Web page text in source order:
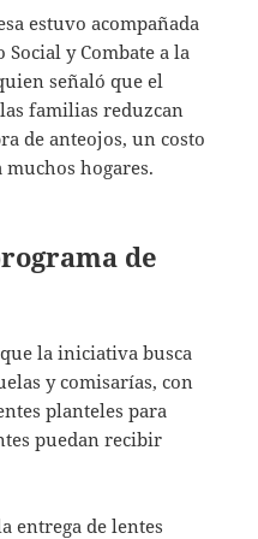
estuvo acompañada
y Combate a la
señaló que el
familias reduzcan
de anteojos, un costo
hogares.
de
la iniciativa busca
y comisarías, con
planteles para
puedan recibir
entrega de lentes